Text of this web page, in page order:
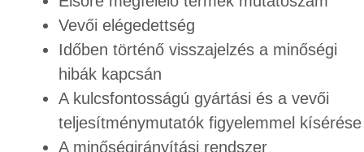
Vevői elégedettség
Időben történő visszajelzés a minőségi
hibák kapcsán
A kulcsfontosságú gyártási és a vevői
teljesítménymutatók figyelemmel kísérése
A minőségirányítási rendszer